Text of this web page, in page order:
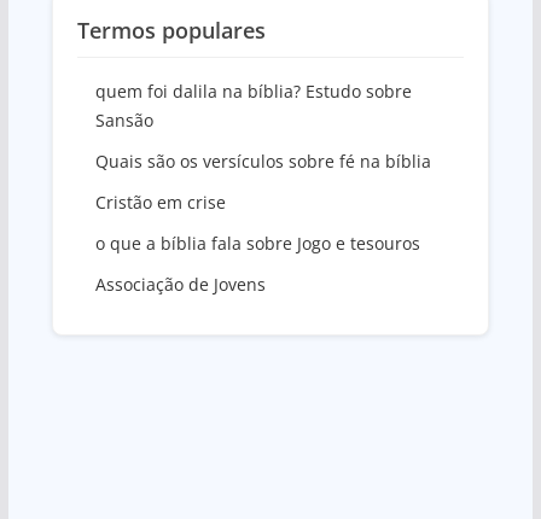
Termos populares
quem foi dalila na bíblia? Estudo sobre
Sansão
Quais são os versículos sobre fé na bíblia
Cristão em crise
o que a bíblia fala sobre Jogo e tesouros
Associação de Jovens